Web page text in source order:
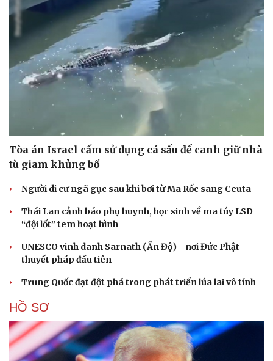
Tòa án Israel cấm sử dụng cá sấu để canh giữ nhà
tù giam khủng bố
Người di cư ngã gục sau khi bơi từ Ma Rốc sang Ceuta
Thái Lan cảnh báo phụ huynh, học sinh về ma túy LSD
“đội lốt” tem hoạt hình
UNESCO vinh danh Sarnath (Ấn Độ) - nơi Đức Phật
thuyết pháp đầu tiên
Trung Quốc đạt đột phá trong phát triển lúa lai vô tính
HỒ SƠ